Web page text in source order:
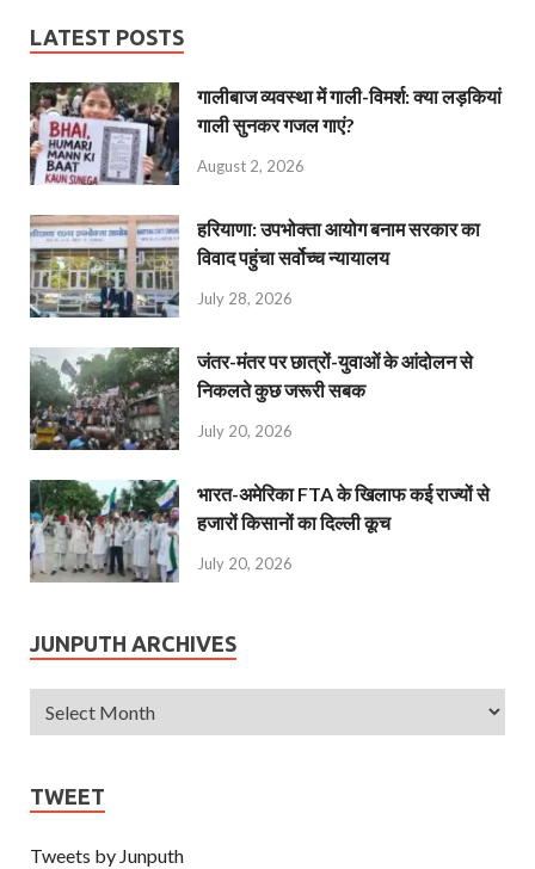
LATEST POSTS
गालीबाज व्‍यवस्‍था में गाली-विमर्श: क्या लड़कियां
गाली सुनकर गजल गाएं?
August 2, 2026
हरियाणा: उपभोक्ता आयोग बनाम सरकार का
विवाद पहुंचा सर्वोच्च न्यायालय
July 28, 2026
जंतर-मंतर पर छात्रों-युवाओं के आंदोलन से
निकलते कुछ जरूरी सबक
July 20, 2026
भारत-अमेरिका FTA के खिलाफ कई राज्यों से
हजारों किसानों का दिल्ली कूच
July 20, 2026
JUNPUTH ARCHIVES
TWEET
Tweets by Junputh